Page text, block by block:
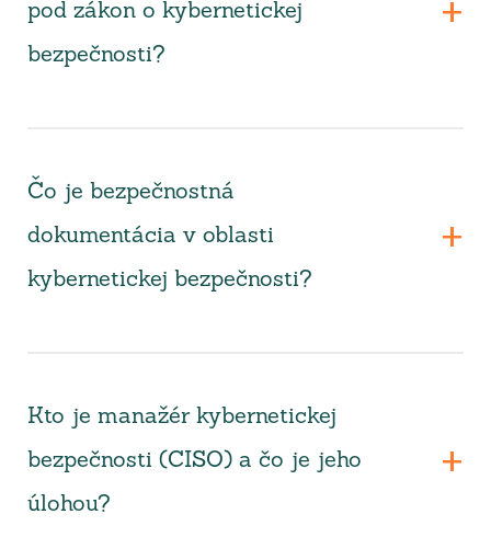
pod zákon o kybernetickej
bezpečnosti?
Čo je bezpečnostná
dokumentácia v oblasti
kybernetickej bezpečnosti?
Kto je manažér kybernetickej
bezpečnosti (CISO) a čo je jeho
úlohou?